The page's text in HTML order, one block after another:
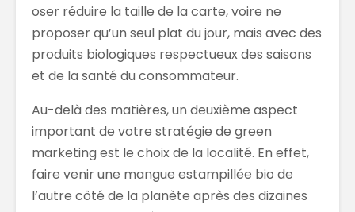
oser réduire la taille de la carte, voire ne
proposer qu’un seul plat du jour, mais avec des
produits biologiques respectueux des saisons
et de la santé du consommateur.
Au-delà des matières, un deuxième aspect
important de votre stratégie de green
marketing est le choix de la localité. En effet,
faire venir une mangue estampillée bio de
l’autre côté de la planète après des dizaines